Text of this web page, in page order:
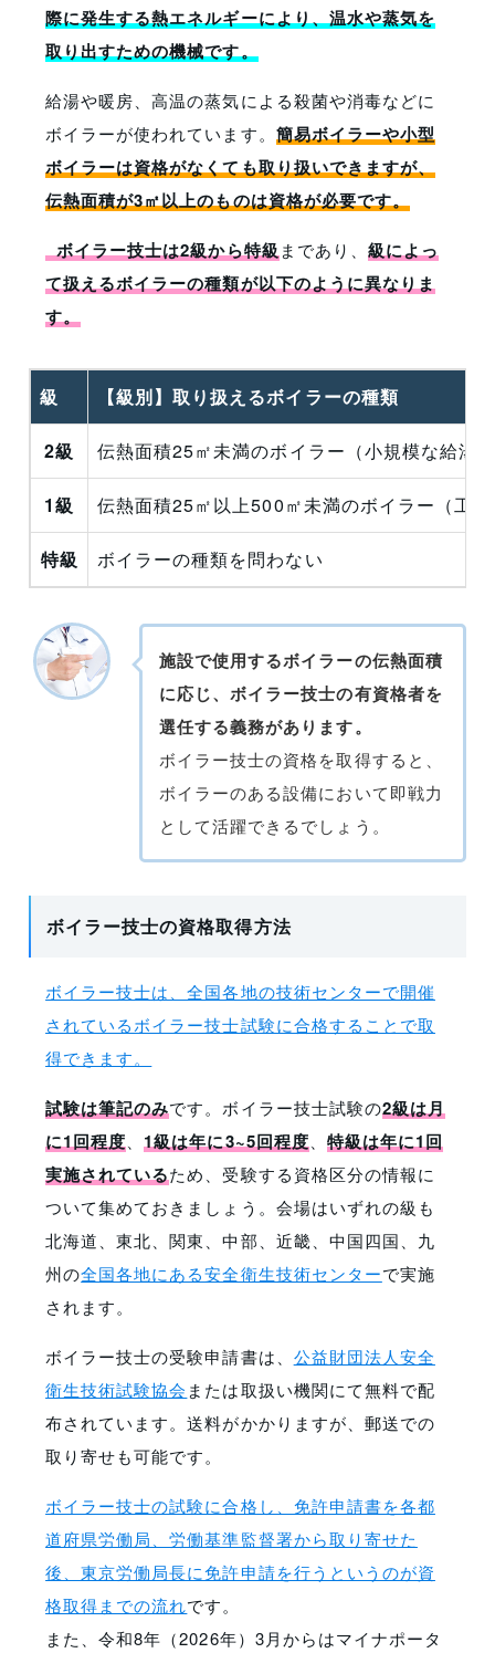
際に発生する熱エネルギーにより、温水や蒸気を
取り出すための機械です。
給湯や暖房、高温の蒸気による殺菌や消毒などに
ボイラーが使われています。 簡易ボイラーや小型
ボイラーは資格がなくても取り扱いできますが、
伝熱面積が3㎡以上のものは資格が必要です。
ボイラー技士は2級から特級まであり、 級によっ
て扱えるボイラーの種類が以下のように異なりま
す。
級 【級別】取り扱えるボイラーの種類
2級 伝熱面積25㎡未満のボイラー（小規模な給湯
1級 伝熱面積25㎡以上500㎡未満のボイラー（工
特級 ボイラーの種類を問わない
施設で使用するボイラーの伝熱面積
に応じ、ボイラー技士の有資格者を
選任する義務があります。
ボイラー技士の資格を取得すると、
ボイラーのある設備において即戦力
として活躍できるでしょう。
ボイラー技士の資格取得方法
ボイラー技士は、全国各地の技術センターで開催
されているボイラー技士試験に合格することで取
得できます。
試験は筆記のみです。ボイラー技士試験の2級は月
に1回程度、1級は年に3~5回程度、 特級は年に1回
実施されているため、受験する資格区分の情報に
ついて集めておきましょう。会場はいずれの級も
北海道、東北、関東、中部、近畿、中国四国、九
州の全国各地にある安全衛生技術センターで実施
されます。
ボイラー技士の受験申請書は、 公益財団法人安全
衛生技術試験協会 または取扱い機関にて無料で配
布されています。送料がかかりますが、郵送での
取り寄せも可能です。
ボイラー技士の試験に合格し、免許申請書を各都
道府県労働局、労働基準監督署から取り寄せた
後、東京労働局長に免許申請を行うというのが資
格取得までの流れです。
また、令和8年（2026年）3月からはマイナポータ